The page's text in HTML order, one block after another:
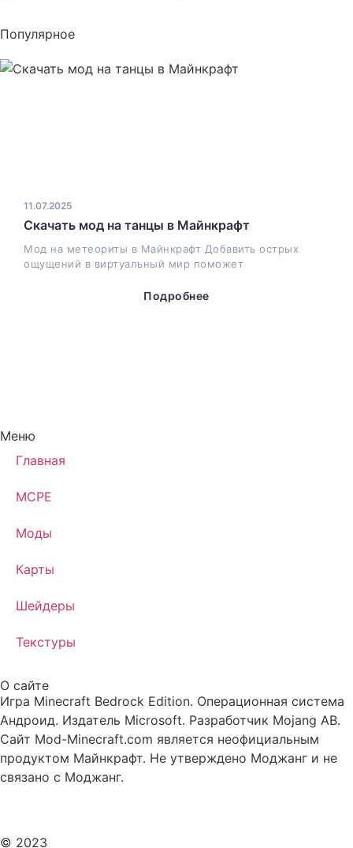
Популярное
Скачать мод на танцы в Майнкрафт
Мод на метеориты в Майнкрафт Добавить острых
ощущений в виртуальный мир поможет
Подробнее
11.07.2025
Меню
Главная
MCPE
Моды
Карты
Шейдеры
Текстуры
О сайте
Игра Minecraft Bedrock Edition. Операционная система
Андроид. Издатель Microsoft. Разработчик Mojang AB.
Сайт Mod-Minecraft.com является неофициальным
продуктом Майнкрафт. Не утверждено Моджанг и не
связано с Моджанг.
© 2023